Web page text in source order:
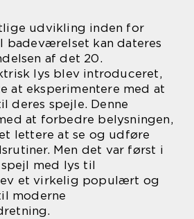
udvikling inden for
badeværelset kan dateres
af det 20.
lys blev introduceret,
at eksperimentere med at
deres spejle. Denne
at forbedre belysningen,
lettere at se og udføre
Men det var først i
spejl med lys til
et virkelig populært og
moderne